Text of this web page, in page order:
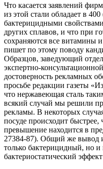
Что касается заявлений
из этой стали обладает в
бактерицидными
других сплавов, и что при
сохраняются все витамины
пишет по этому поводу
Образцов, заведующий
экспертно-
достоверность рекламных
просьбе редакции газеты
что нержавеющая сталь
всякий случай мы решили
рекламы. В некоторых
посуде происходит
превышение находится в
27384-87). Общий же вывод
только бактерицидный, но
бактериостатический